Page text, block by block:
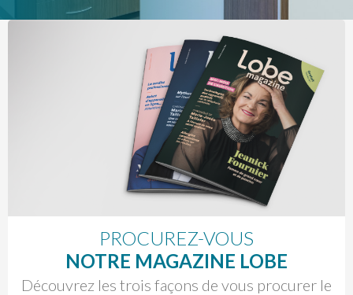
PROCUREZ-VOUS
NOTRE MAGAZINE LOBE
Découvrez les trois façons de vous procurer le